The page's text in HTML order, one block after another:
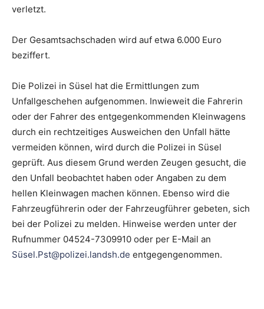
verletzt.
Der Gesamtsachschaden wird auf etwa 6.000 Euro
beziffert.
Die Polizei in Süsel hat die Ermittlungen zum
Unfallgeschehen aufgenommen. Inwieweit die Fahrerin
oder der Fahrer des entgegenkommenden Kleinwagens
durch ein rechtzeitiges Ausweichen den Unfall hätte
vermeiden können, wird durch die Polizei in Süsel
geprüft. Aus diesem Grund werden Zeugen gesucht, die
den Unfall beobachtet haben oder Angaben zu dem
hellen Kleinwagen machen können. Ebenso wird die
Fahrzeugführerin oder der Fahrzeugführer gebeten, sich
bei der Polizei zu melden. Hinweise werden unter der
Rufnummer 04524-7309910 oder per E-Mail an
Süsel.Pst@polizei.landsh.de entgegengenommen.